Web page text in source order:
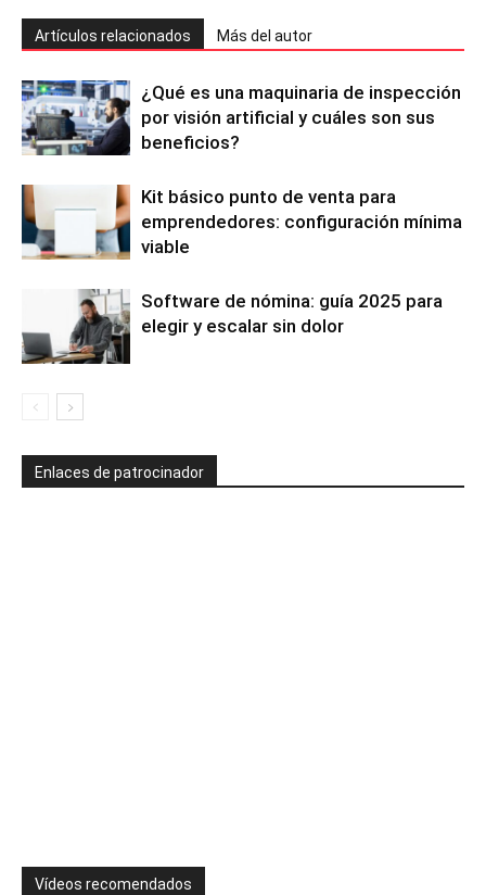
Artículos relacionados Más del autor
¿Qué es una maquinaria de inspección
por visión artificial y cuáles son sus
beneficios?
Kit básico punto de venta para
emprendedores: configuración mínima
viable
Software de nómina: guía 2025 para
elegir y escalar sin dolor
Enlaces de patrocinador
Vídeos recomendados